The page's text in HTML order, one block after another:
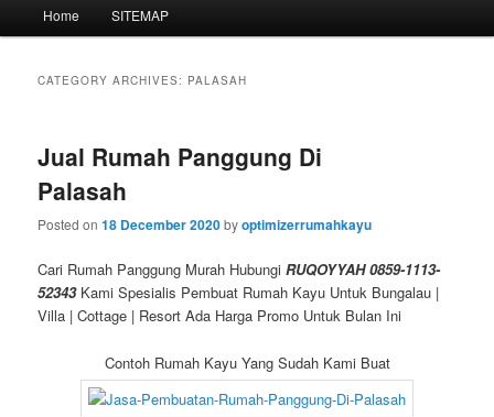
Skip
content
Skip
content
Home SITEMAP
CATEGORY ARCHIVES: PALASAH
Jual Rumah Panggung Di
Palasah
Posted on18 December 2020byoptimizerrumahkayu
Cari Rumah Panggung Murah HubungiRUQOYYAH 0859-1113-
52343Kami Spesialis Pembuat Rumah Kayu Untuk Bungalau |
Villa | Cottage | Resort Ada Harga Promo Untuk Bulan Ini
Contoh Rumah Kayu Yang Sudah Kami Buat